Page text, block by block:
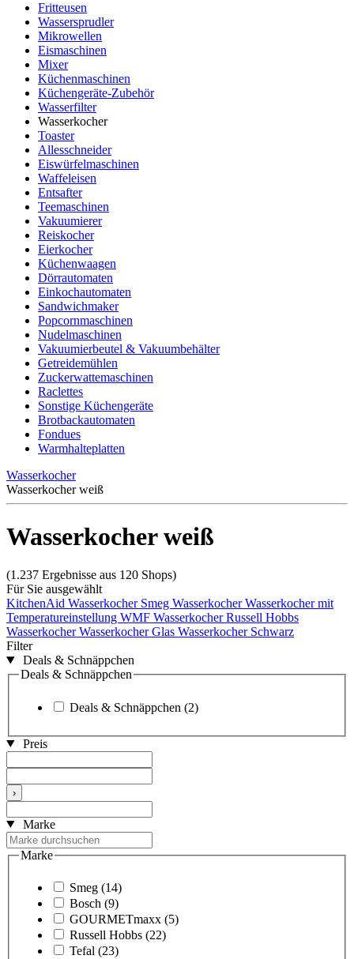
Fritteusen
Wassersprudler
Mikrowellen
Eismaschinen
Mixer
Küchenmaschinen
Küchengeräte-Zubehör
Wasserfilter
Wasserkocher
Toaster
Allesschneider
Eiswürfelmaschinen
Waffeleisen
Entsafter
Teemaschinen
Vakuumierer
Reiskocher
Eierkocher
Küchenwaagen
Dörrautomaten
Einkochautomaten
Sandwichmaker
Popcornmaschinen
Nudelmaschinen
Vakuumierbeutel & Vakuumbehälter
Getreidemühlen
Zuckerwattemaschinen
Raclettes
Sonstige Küchengeräte
Brotbackautomaten
Fondues
Warmhalteplatten
Wasserkocher
Wasserkocher weiß
Wasserkocher weiß
(1.237 Ergebnisse aus 120 Shops)
Für Sie ausgewählt
KitchenAid Wasserkocher Smeg WasserkocherWasserkocher mit
Temperatureinstellung WMF WasserkocherRussell Hobbs
WasserkocherWasserkocher Glas Wasserkocher Schwarz
Filter
Deals & Schnäppchen
Deals & Schnäppchen
Deals & Schnäppchen (2)
Preis
›
Marke
Marke
Smeg (14)
Bosch (9)
GOURMETmaxx (5)
Russell Hobbs (22)
Tefal (23)